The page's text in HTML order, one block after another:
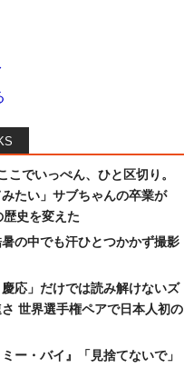
こでいっぺん、ひと区切り。
たい」サブちゃんの卒業が
史を変えた
の中でも汗ひとつかかず撮影
応」だけでは読み解けないズ
世界選手権ペアで日本人初の
ー・バイ』「見捨てないで」